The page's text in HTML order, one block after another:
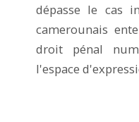
dépasse le cas
camerounais
droit pénal
l'espace